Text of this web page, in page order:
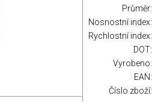
Průměr:
Nosnostní index:
Rychlostní index:
DOT:
Vyrobeno:
EAN:
Číslo zboží: